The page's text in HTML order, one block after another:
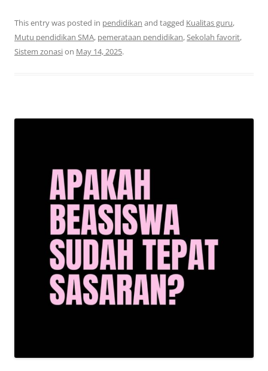
This entry was posted in pendidikan and tagged Kualitas guru,
Mutu pendidikan SMA, pemerataan pendidikan,Sekolah favorit,
Sistem zonasion May 14, 2025.